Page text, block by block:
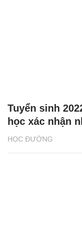
HỌC ĐƯỜNG
Tuyển sinh
học xác nhận